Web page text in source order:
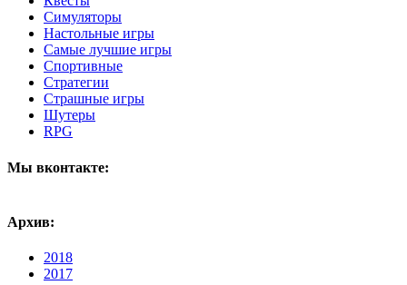
Симуляторы
Настольные игры
Самые лучшие игры
Спортивные
Стратегии
Страшные игры
Шутеры
RPG
Мы вконтакте:
Архив:
2018
2017